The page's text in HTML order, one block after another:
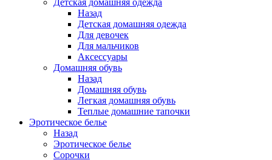
Детская домашняя одежда
Назад
Детская домашняя одежда
Для девочек
Для мальчиков
Аксессуары
Домашняя обувь
Назад
Домашняя обувь
Легкая домашняя обувь
Теплые домашние тапочки
Эротическое белье
Назад
Эротическое белье
Сорочки